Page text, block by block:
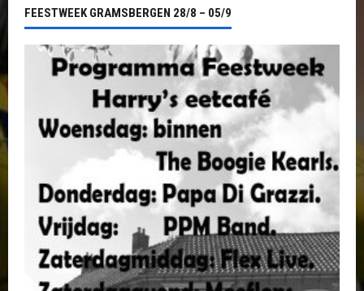
FEESTWEEK GRAMSBERGEN 28/8 – 05/9